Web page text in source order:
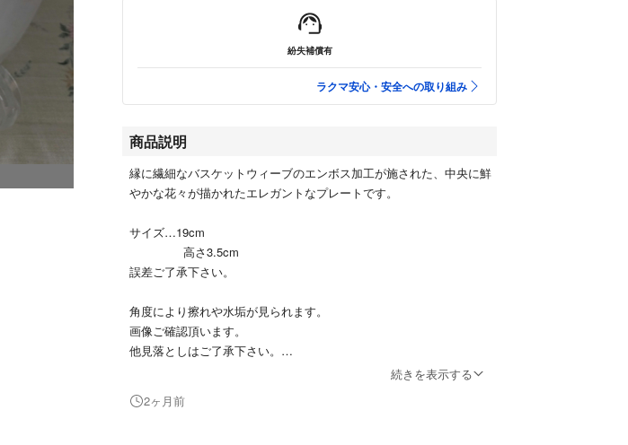
紛失補償有
ラクマ安心・安全への取り組み
商品説明
縁に繊細なバスケットウィーブのエンボス加工が施された、中央に鮮
やかな花々が描かれたエレガントなプレートです。
サイズ…19cm
高さ3.5cm
誤差ご了承下さい。
角度により擦れや水垢が見られます。
画像ご確認頂います。
他見落としはご了承下さい。
続きを表示する
2ヶ月前